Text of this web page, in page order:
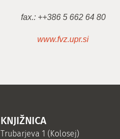
fax.: ++386 5 662 64 80
www.fvz.upr.si
KNJIŽNICA
Trubarjeva 1 (Kolosej)